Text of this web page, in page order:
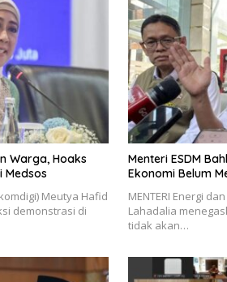
Warga, Hoaks
Medsos
Meutya Hafid
demonstrasi di
Menteri ESDM
Ekonomi Belum
MENTERI Energi
Lahadalia
tidak akan…